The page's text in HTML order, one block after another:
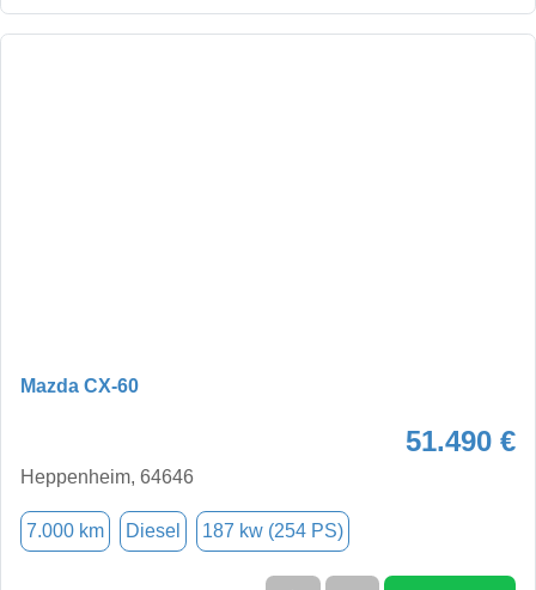
Mazda CX-60
51.490 €
Heppenheim, 64646
7.000 km Diesel 187 kw (254 PS)